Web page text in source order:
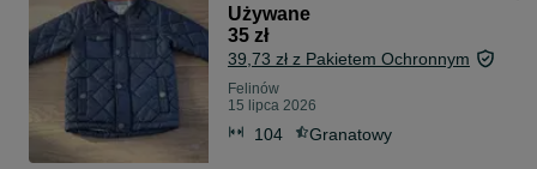
Używane
35 zł
39,73 zł z Pakietem Ochronnym
Felinów
15 lipca 2026
104 Granatowy